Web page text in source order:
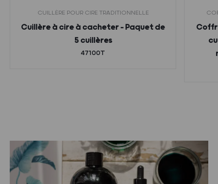
CUILLÈRE POUR CIRE TRADITIONNELLE
Cuillère à cire à cacheter – Paquet de
5 cuillères
47100T